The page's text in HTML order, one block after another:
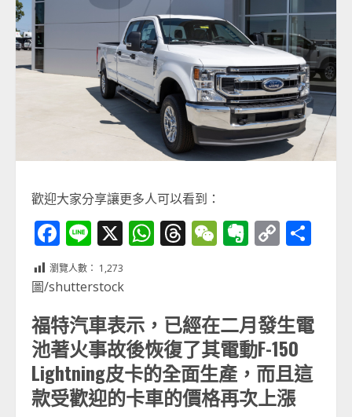
歡迎大家分享讓更多人可以看到：
Facebook
Line
X WhatsApp
Threads
WeChat
Evernote
Copy
瀏覽人數： 1,273
圖/shutterstock
福特汽車表示，已經在二月發生電
池著火事故後恢復了其電動F-150
Lightning皮卡的全面生產，而且這
款受歡迎的卡車的價格再次上漲